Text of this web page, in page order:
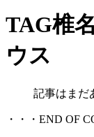
TAG椎
ウス
記事はまだ
・・・END OF